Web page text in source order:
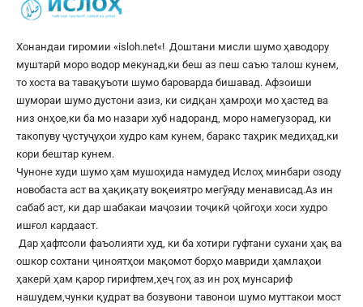
Хонандаи гиромии «isloh.net«! Доштани мисли шумо ҳаводору
муштарӣ моро водор мекунад,ки беш аз пеш саъю талош кунем,
то хоста ва тавақуъоти шумо бароварда бишавад. Афзоиши
шумораи шумо дустони азиз, ки сидқан ҳамроҳи мо ҳастед ва
низ онҳое,ки ба мо назари хуб надоранд, моро намегузорад, ки
такопуву ҷустуҷуҳои худро кам кунем, баракс таҳрик медиҳад,ки
кори бештар кунем.
Чуноне худи шумо ҳам мушоҳида намудед Ислоҳ минбари озоду
новобаста аст ва ҳақиқату воқеиятро мегӯяду менависад.Аз ин
сабаб аст, ки дар шабакаи маҷозии тоҷикӣ ҷойгоҳи хоси худро
ишғол кардааст.
Дар ҳафтсоли фаъолияти худ, ки ба хотири гуфтани сухани ҳақ ва
ошкор сохтани ҷиноятҳои мақомот борҳо мавриди ҳамлаҳои
ҳакерӣ ҳам қарор гирифтем,ҳеҷ гоҳ аз ин роҳ мунсариф
нашудем,чунки қудрат ва бозувони тавонои шумо муттакои мост